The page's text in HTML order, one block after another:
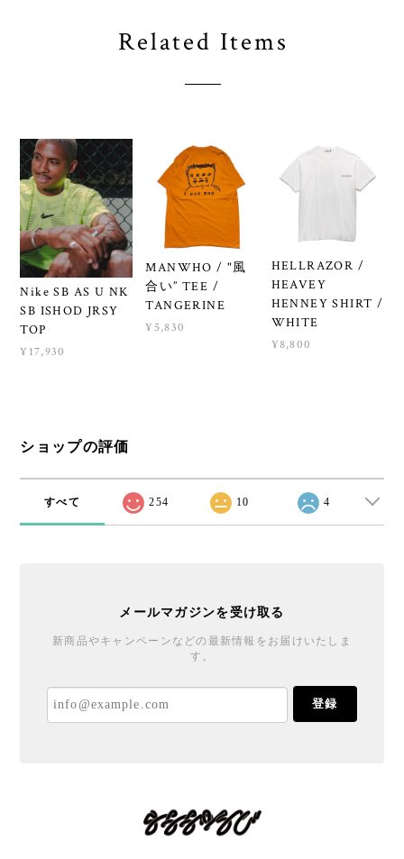
Related Items
Nike SB AS U NK
SB ISHOD JRSY
TOP
¥17,930
MANWHO / "風
合い” TEE /
TANGERINE
¥5,830
HELLRAZOR /
HEAVEY
HENNEY SHIRT /
WHITE
¥8,800
ショップの評価
すべて 254 10 4
メールマガジンを受け取る
新商品やキャンペーンなどの最新情報をお届けいたしま
す。
登録